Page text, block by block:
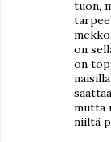
tuon,
on
on
mutta
niiltä